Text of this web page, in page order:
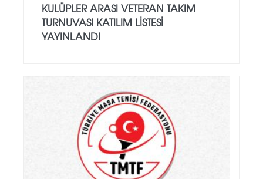
KULÜPLER ARASI VETERAN TAKIM
TURNUVASI KATILIM LISTESI
YAYINLANDI